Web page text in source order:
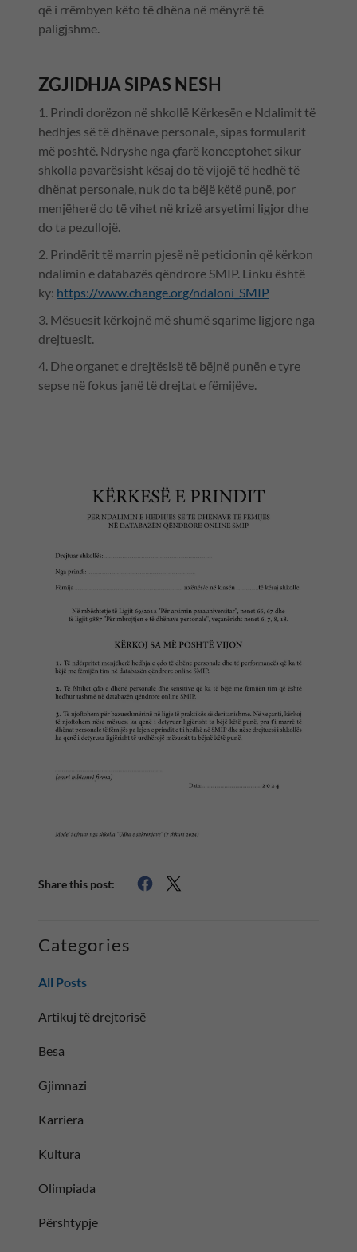
që i rrëmbyen këto të dhëna në mënyrë të
paligjshme.
ZGJIDHJA SIPAS NESH
1. Prindi dorëzon në shkollë Kërkesën e Ndalimit të
hedhjes së të dhënave personale, sipas formularit
më poshtë. Ndryshe nga çfarë konceptohet sikur
shkolla pavarësisht kësaj do të vijojë të hedhë të
dhënat personale, nuk do ta bëjë këtë punë, por
menjëherë do të vihet në krizë arsyetimi ligjor dhe
do ta pezullojë.
2. Prindërit të marrin pjesë në peticionin që kërkon
ndalimin e databazës qëndrore SMIP. Linku është
ky: https://www.change.org/ndaloni_SMIP
3. Mësuesit kërkojnë më shumë sqarime ligjore nga
drejtuesit.
4. Dhe organet e drejtësisë të bëjnë punën e tyre
sepse në fokus janë të drejtat e fëmijëve.
Share this post:
Categories
All Posts
Artikuj të drejtorisë
Besa
Gjimnazi
Karriera
Kultura
Olimpiada
Përshtypje